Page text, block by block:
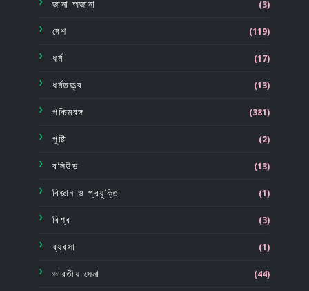
জানা অজানা (3)
দেশ (119)
ধর্ম (17)
ধর্মতত্ত্ব (13)
পশ্চিমবঙ্গ (381)
পুষ্টি (2)
বলিউড (13)
বিজ্ঞান ও প্রযুক্তি (1)
বিশ্ব (3)
ব্যবসা (1)
ভারতীয় সেনা (44)